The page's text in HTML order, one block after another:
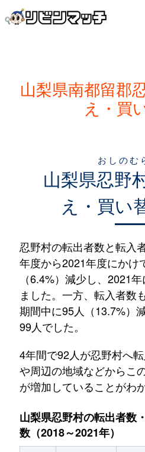
山梨県南都留郡
え・買
山梨県忍野
おしのむ
え・買い
忍野村の転出者数と転入
年度から2021年度にかけ
（6.4%）減少し、2021
ました。一方、転入者数
期間中に95人（13.7%）
99人でした。
4年間で92人が忍野村へ
や周辺の地域などからこ
が増加していることがわ
山梨県忍野村の転出者数
数（2018～2021年）